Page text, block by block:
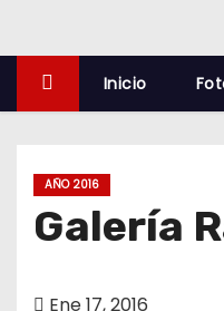
Inicio
AÑO 2016
Galería
Ene 17, 2016